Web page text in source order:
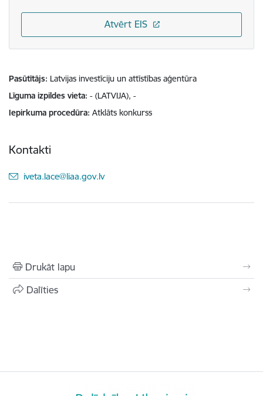
Atvērt EIS
Pasūtītājs Latvijas investīciju un attīstības aģentūra
Līguma izpildes vieta - (LATVIJA), -
Iepirkuma procedūra Atklāts konkurss
Kontakti
E-pasts:
iveta.lace@liaa.gov.lv
Drukāt lapu
Dalīties